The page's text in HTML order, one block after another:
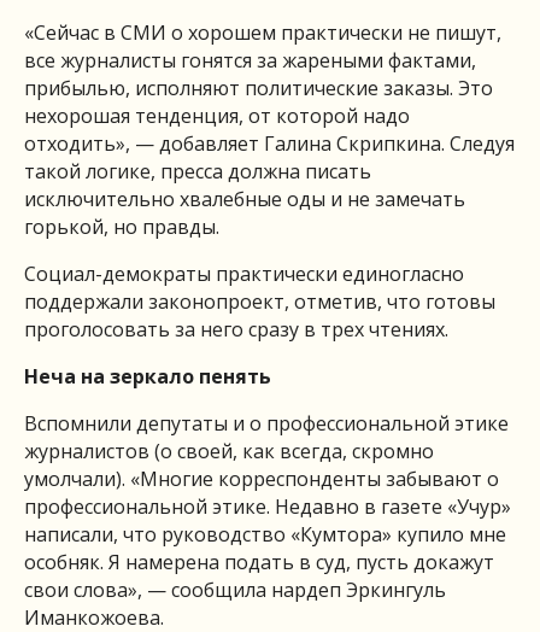
«Сейчас в СМИ о хорошем практически не пишут,
все журналисты гонятся за жареными фактами,
прибылью, исполняют политические заказы. Это
нехорошая тенденция, от которой надо
отходить», — добавляет Галина Скрипкина. Следуя
такой логике, пресса должна писать
исключительно хвалебные оды и не замечать
горькой, но правды.
Социал-демократы практически единогласно
поддержали законопроект, отметив, что готовы
проголосовать за него сразу в трех чтениях.
Неча на зеркало пенять
Вспомнили депутаты и о профессиональной этике
журналистов (о своей, как всегда, скромно
умолчали). «Многие корреспонденты забывают о
профессиональной этике. Недавно в газете «Учур»
написали, что руководство «Кумтора» купило мне
особняк. Я намерена подать в суд, пусть докажут
свои слова», — сообщила нардеп Эркингуль
Иманкожоева.